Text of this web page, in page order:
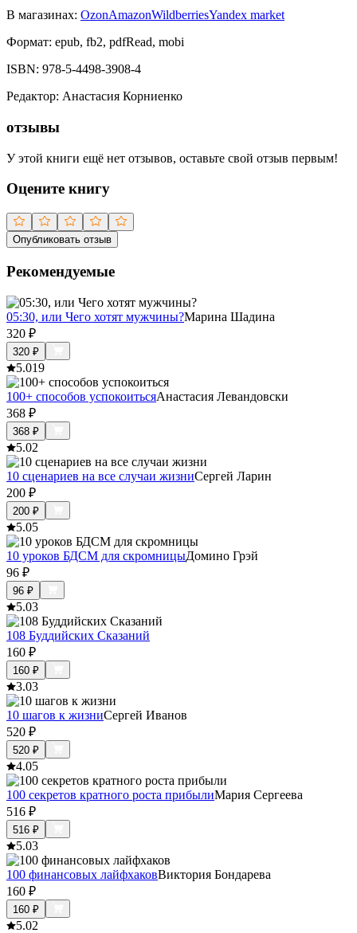
В магазинах: OzonAmazonWildberriesYandex market
Формат: epub, fb2, pdfRead, mobi
ISBN: 978-5-4498-3908-4
Редактор: Анастасия Корниенко
отзывы
У этой книги ещё нет отзывов, оставьте свой отзыв первым!
Оцените книгу
Опубликовать отзыв
Рекомендуемые
05:30, или Чего хотят мужчины?Марина Шадина
320 ₽
320 ₽
5.019
100+ способов успокоитьсяАнастасия Левандовски
368 ₽
368 ₽
5.02
10 сценариев на все случаи жизниСергей Ларин
200 ₽
200 ₽
5.05
10 уроков БДСМ для скромницыДомино Грэй
96 ₽
96 ₽
5.03
108 Буддийских Сказаний
160 ₽
160 ₽
3.03
10 шагов к жизниСергей Иванов
520 ₽
520 ₽
4.05
100 секретов кратного роста прибылиМария Сергеева
516 ₽
516 ₽
5.03
100 финансовых лайфхаковВиктория Бондарева
160 ₽
160 ₽
5.02